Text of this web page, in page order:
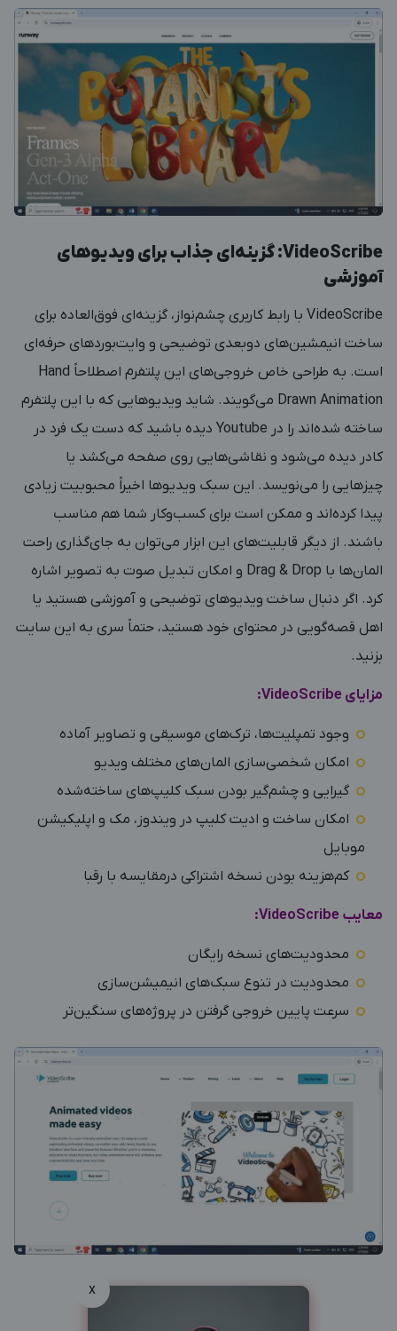
VideoScribe: گزینه‌ای جذاب برای ویدیوهای
آموزشی
VideoScribe با رابط کاربری چشم‌نواز، گزینه‌ای فوق‌العاده برای
ساخت انیمشین‌های دوبعدی توضیحی و وایت‌بوردهای حرفه‌ای
است. به طراحی خاص خروجی‌های این پلتفرم اصطلاحاً Hand
Drawn Animation می‌گویند. شاید ویدیوهایی که با این پلتفرم
ساخته شده‌اند را در Youtube دیده باشید که دست یک فرد در
کادر دیده می‌شود و نقاشی‌هایی روی صفحه می‌کشد یا
چیزهایی را می‌نویسد. این سبک ویدیوها اخیراً محبوبیت زیادی
پیدا کرده‌اند و ممکن است برای کسب‌وکار شما هم مناسب
باشند. از دیگر قابلیت‌های این ابزار می‌توان به جای‌گذاری راحت
المان‌ها با Drag & Drop و امکان تبدیل صوت به تصویر اشاره
کرد. اگر دنبال ساخت ویدیوهای توضیحی و آموزشی هستید یا
اهل قصه‌گویی در محتوای خود هستید، حتماً سری به این سایت
بزنید.
مزایای VideoScribe:
وجود تمپلیت‌ها، ترک‌های موسیقی و تصاویر آماده
امکان شخصی‌سازی المان‌های مختلف ویدیو
گیرایی و چشم‌گیر بودن سبک کلیپ‌های ساخته‌شده
امکان ساخت و ادیت کلیپ در ویندوز، مک و اپلیکیشن
موبایل
کم‌هزینه بودن نسخه اشتراکی درمقایسه با رقبا
معایب VideoScribe:
محدودیت‌های نسخه رایگان
محدودیت در تنوع سبک‌های انیمیشن‌سازی
سرعت پایین خروجی گرفتن در پروژه‌های سنگین‌تر
x